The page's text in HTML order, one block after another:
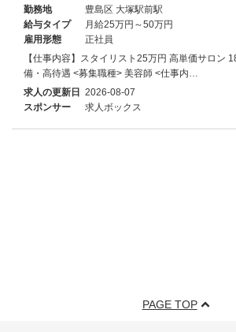
勤務地
豊島区 大塚駅前駅
給与タイプ
月給25万円～50万円
雇用形態
正社員
【仕事内容】スタイリスト25万円 高単価サロン
備・高待遇 <募集職種> 美容師 <仕事内…
求人の更新日 2026-08-07
スポンサー
求人ボックス
PAGE TOP